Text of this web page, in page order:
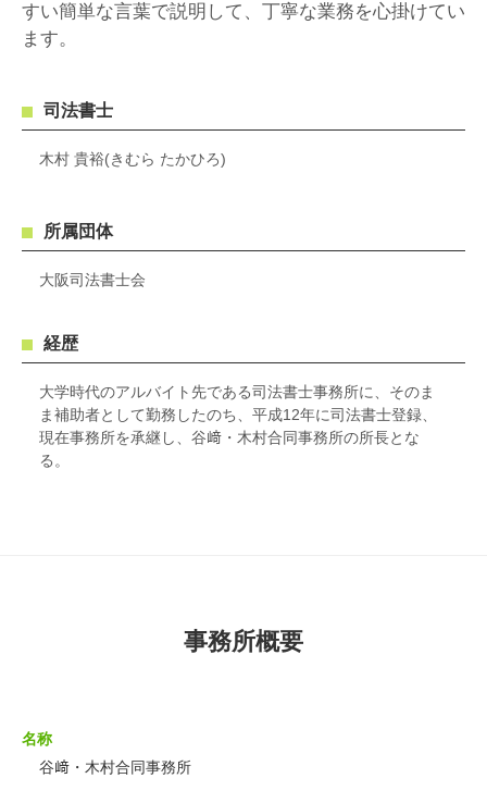
すい簡単な言葉で説明して、丁寧な業務を心掛けてい
ます。
司法書士
木村 貴裕(きむら たかひろ)
所属団体
大阪司法書士会
経歴
大学時代のアルバイト先である司法書士事務所に、そのま
ま補助者として勤務したのち、平成12年に司法書士登録、
現在事務所を承継し、谷﨑・木村合同事務所の所長とな
る。
事務所概要
名称
谷﨑・木村合同事務所